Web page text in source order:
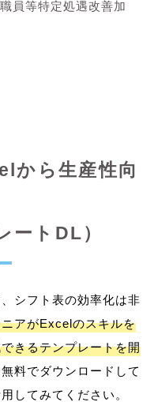
員等特定処遇改善加
から生産性向
ートDL）
シフト表の効率化は非
アがExcelのスキルを
きるテンプレートを開
料でダウンロードして
してみてください。